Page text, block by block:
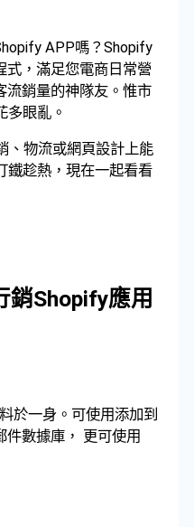
APP嗎？Shopify
式，滿足您電商日常營
流銷量的神隊友。惟市
多眼亂。
、物流或網頁設計上能
鐵趁熱，現在一起看看
銷Shopify應用
於一身。可使用添加到
件數據庫， 更可使用